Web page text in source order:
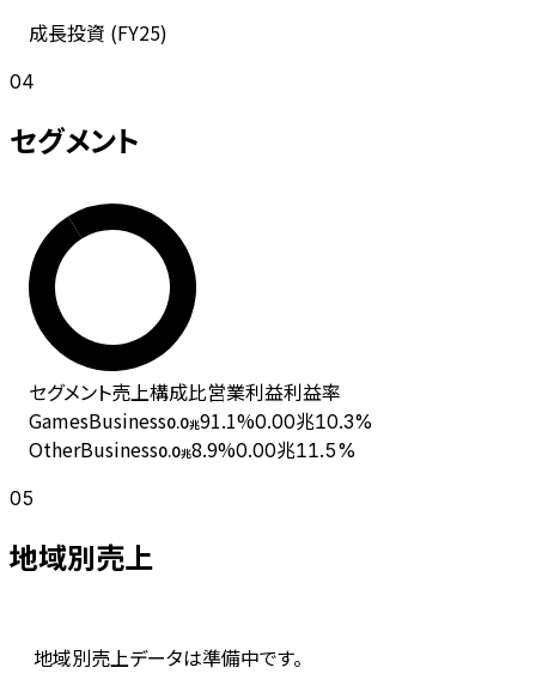
成長投資 (FY25)
04
セグメント
セグメント売上構成比営業利益利益率
GamesBusiness0.0兆91.1%0.00兆10.3%
OtherBusiness0.0兆8.9%0.00兆11.5%
05
地域別売上
地域別売上データは準備中です。